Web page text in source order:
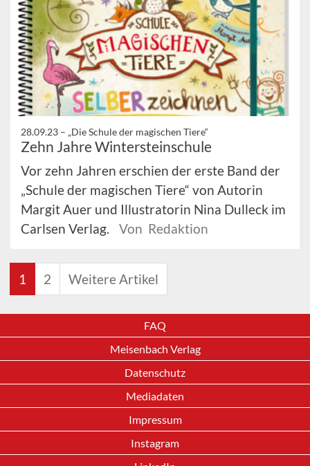
28.09.23 – „Die Schule der magischen Tiere“
Zehn Jahre Wintersteinschule
Vor zehn Jahren erschien der erste Band der
„Schule der magischen Tiere“ von Autorin
Margit Auer und Illustratorin Nina Dulleck im
Carlsen Verlag.
Von Redaktion
1 2 Weitere Artikel
FAQ
Meisenbach Verlag
Datenschutz
Mediadaten
Impressum
Instagram